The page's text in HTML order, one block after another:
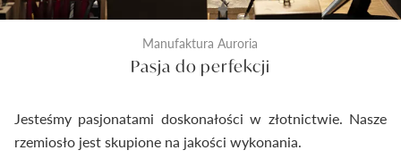
Manufaktura Auroria
Pasja do perfekcji
Jesteśmy pasjonatami doskonałości w złotnictwie. Nasze
rzemiosło jest skupione na jakości wykonania.